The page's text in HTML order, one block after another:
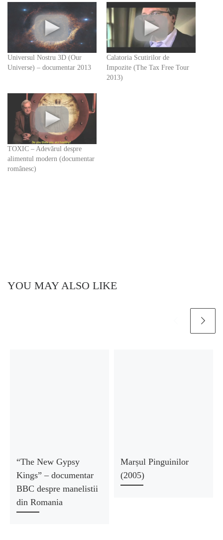
Universul Nostru 3D (Our
Universe) – documentar 2013
Calatoria Scutirilor de
Impozite (The Tax Free Tour
2013)
TOXIC – Adevărul despre
alimentul modern (documentar
românesc)
YOU MAY ALSO LIKE
“The New Gypsy
Kings” – documentar
BBC despre manelistii
din Romania
Marșul Pinguinilor
(2005)